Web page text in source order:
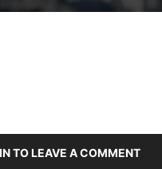
TO LEAVE A COMMENT